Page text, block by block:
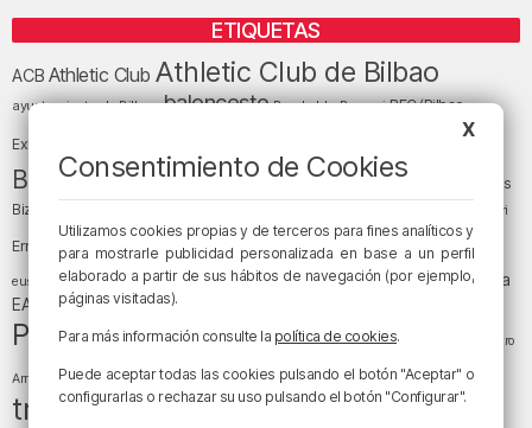
ETIQUETAS
ACB Athletic Club Athletic Club de Bilbao
ayuntamiento de Bilbao baloncesto Barakaldo Basauri BEC (Bilbao
Exhibition Center) Bizkaia
Bizkaia y sus comarcas Copa del Rey cultura
Cáritas
Bizkaia
Diócesis de Bilbao el tiempo Enkarterri
Ernesto Valverde Ertzaintza Euskadi (País Vasco)
euskera fiestas fútbol Gobierno vasco juanma jubera LaLiga LaLiga
EA Sports Liga Endesa
Política religión San Mamés sociedadsucesos Teatro
Arriaga tiempotiempo atmosféricotráfico
tráfico en Bizkaia
X
Consentimiento de Cookies
Utilizamos cookies propias y de terceros para fines analíticos y
para mostrarle publicidad personalizada en base a un perfil
elaborado a partir de sus hábitos de navegación (por ejemplo,
páginas visitadas).
Para más información consulte la política de cookies.
Puede aceptar todas las cookies pulsando el botón "Aceptar" o
configurarlas o rechazar su uso pulsando el botón "Configurar".